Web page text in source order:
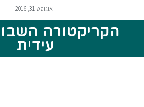
אוגוסט 31, 2016
הקריקטורה
עידית